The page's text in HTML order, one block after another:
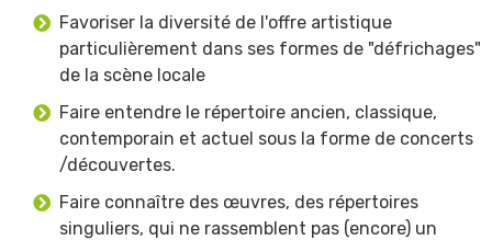
Favoriser la diversité de l'offre artistique
particulièrement dans ses formes de "défrichages"
de la scène locale
Faire entendre le répertoire ancien, classique,
contemporain et actuel sous la forme de concerts
/découvertes.
Faire connaître des œuvres, des répertoires
singuliers, qui ne rassemblent pas (encore) un